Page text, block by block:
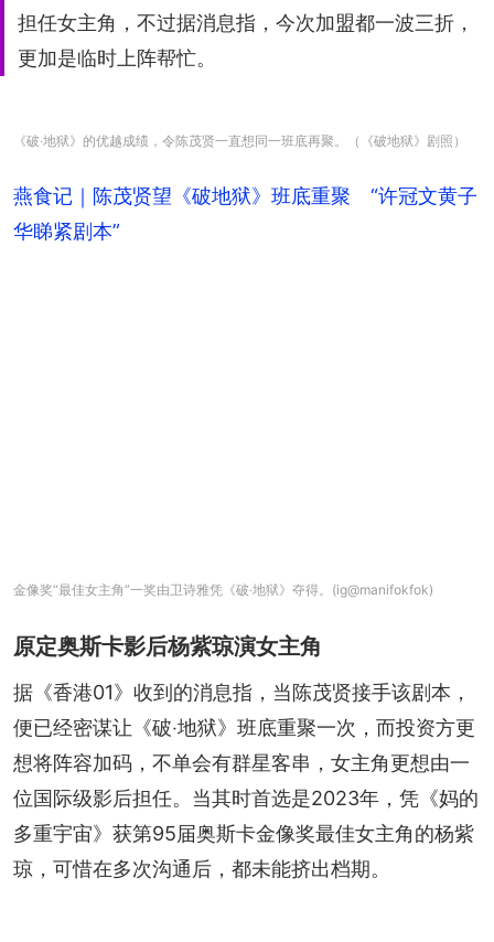
担任女主角，不过据消息指，今次加盟都一波三折，
更加是临时上阵帮忙。
《破‧地狱》的优越成绩，令陈茂贤一直想同一班底再聚。（《破地狱》剧照）
燕食记｜陈茂贤望《破地狱》班底重聚　“许冠文黄子
华睇紧剧本”
金像奖“最佳女主角”一奖由卫诗雅凭《破‧地狱》夺得。(ig@manifokfok)
原定奥斯卡影后杨紫琼演女主角
据《香港01》收到的消息指，当陈茂贤接手该剧本，
便已经密谋让《破‧地狱》班底重聚一次，而投资方更
想将阵容加码，不单会有群星客串，女主角更想由一
位国际级影后担任。当其时首选是2023年，凭《妈的
多重宇宙》获第95届奥斯卡金像奖最佳女主角的杨紫
琼，可惜在多次沟通后，都未能挤出档期。